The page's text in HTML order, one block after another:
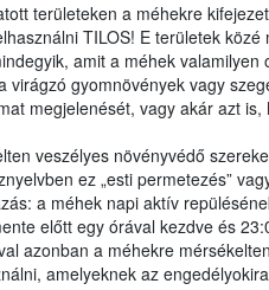
területeken a méhekre
TILOS! E területek
amit a méhek
virágzó gyomnövények vagy
megjelenését, vagy akár azt
veszélyes növényvédő
ez „esti permetezés”
a méhek napi aktív
előtt egy órával kezdve és
azonban a méhekre
amelyeknek az